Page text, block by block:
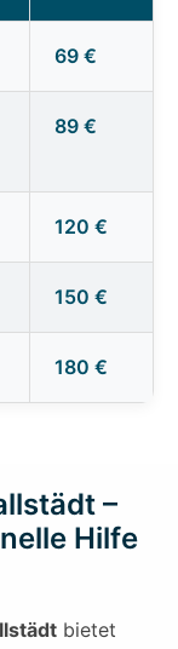
69 €
89 €
120 €
150 €
180 €
–
Hilfe
bietet